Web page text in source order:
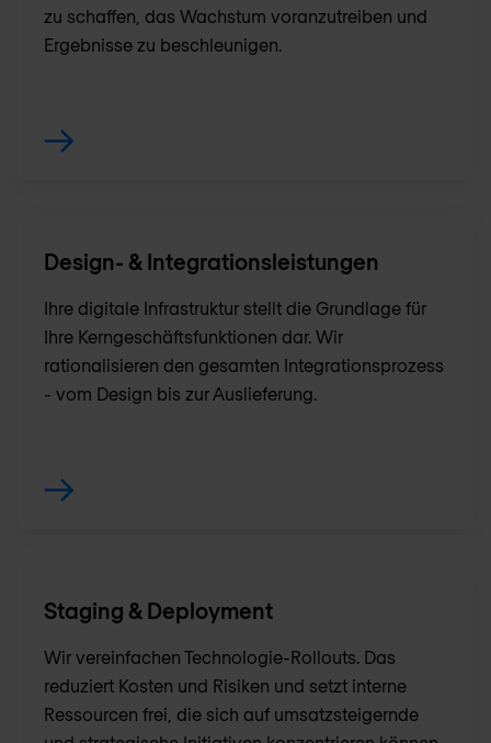
zu schaffen, das Wachstum voranzutreiben und
Ergebnisse zu beschleunigen.
Design- & Integrationsleistungen
Ihre digitale Infrastruktur stellt die Grundlage für
Ihre Kerngeschäftsfunktionen dar. Wir
rationalisieren den gesamten Integrationsprozess
- vom Design bis zur Auslieferung.
Staging & Deployment
Wir vereinfachen Technologie-Rollouts. Das
reduziert Kosten und Risiken und setzt interne
Ressourcen frei, die sich auf umsatzsteigernde